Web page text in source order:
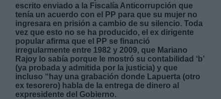
escrito enviado a la Fiscalía Anticorrupción que
tenía un acuerdo con el PP para que su mujer no
ingresara en prisión a cambio de su silencio. Toda
vez que esto no se ha producido, el ex dirigente
popular afirma que el PP se financió
irregularmente entre 1982 y 2009, que Mariano
Rajoy lo sabía porque le mostró su contabilidad ‘b’
(ya probada y admitida por la justicia) y que
incluso “hay una grabación donde Lapuerta (otro
ex tesorero) habla de la entrega de dinero al
expresidente del Gobierno.
Derechos:
link
Información adicional
link